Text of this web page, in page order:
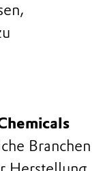
Branchen